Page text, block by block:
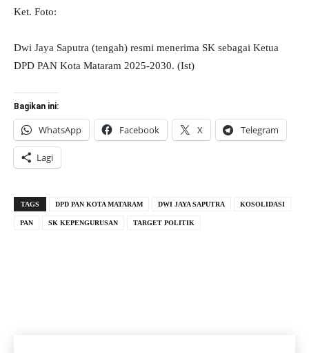
Ket. Foto:
Dwi Jaya Saputra (tengah) resmi menerima SK sebagai Ketua
DPD PAN Kota Mataram 2025-2030. (Ist)
Bagikan ini:
WhatsApp Facebook X Telegram
Lagi
TAGS DPD PAN KOTA MATARAM DWI JAYA SAPUTRA KOSOLIDASI
PAN SK KEPENGURUSAN TARGET POLITIK